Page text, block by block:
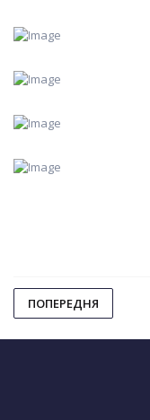
ПОПЕРЕДНЯ